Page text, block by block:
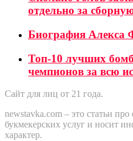
отдельно за
Биография Алекса
Топ-10 лучших
чемпионов за всю
Сайт для лиц от 21 года.
newstavka.com – это статьи
букмекерских услуг и носит
характер.